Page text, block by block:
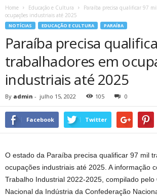
Home Educação e Cultura
Paraíba precisa qualificar 97
ocupações industriais até 2025
NOTÍCIAS EDUCAÇÃO E CULTURA PARAÍBA
Paraíba precisa
trabalhadores em
industriais até 2025
By admin - julho 15, 2022 105 0
Facebook Twitter
O estado da Paraíba precisa qualificar 97 mil
ocupações industriais até 2025. A informação
Trabalho Industrial 2022-2025, compilado pelo
Nacional da Indústria da Confederação